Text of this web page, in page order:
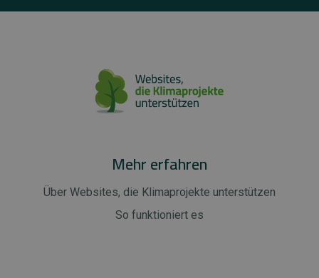
Mehr erfahren
Über Websites, die Klimaprojekte unterstützen
So funktioniert es